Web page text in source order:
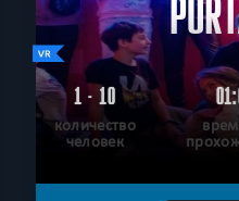
1 - 10
количество
человек